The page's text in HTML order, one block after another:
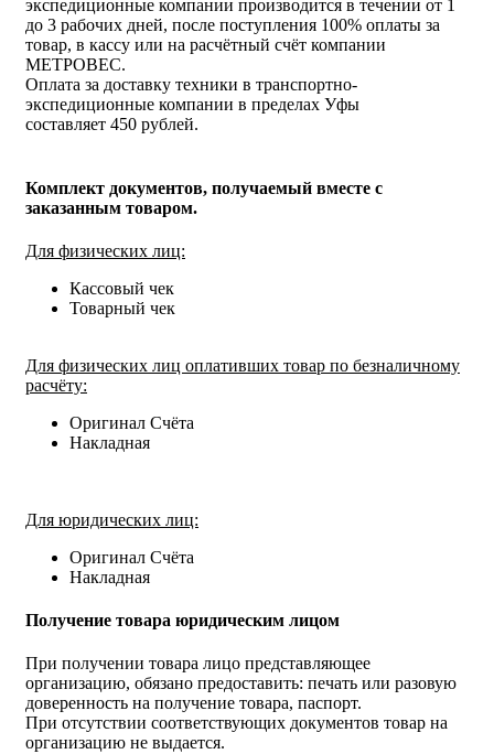
экспедиционные компании производится в течении от 1
до 3 рабочих дней, после поступления 100% оплаты за
товар, в кассу или на расчётный счёт компании
МЕТРОВЕС.
Оплата за доставку техники в транспортно-
экспедиционные компании в пределах Уфы
составляет 450 рублей.
Комплект документов, получаемый вместе с
заказанным товаром.
Для физических лиц:
Кассовый чек
Товарный чек
Для физических лиц оплативших товар по безналичному
расчёту:
Оригинал Счёта
Накладная
Для юридических лиц:
Оригинал Счёта
Накладная
Получение товара юридическим лицом
При получении товара лицо представляющее
организацию, обязано предоставить: печать или разовую
доверенность на получение товара, паспорт.
При отсутствии соответствующих документов товар на
организацию не выдается.